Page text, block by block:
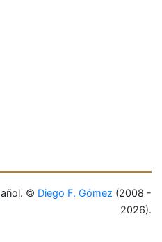
© Diego F. Gómez (2008 -
2026).